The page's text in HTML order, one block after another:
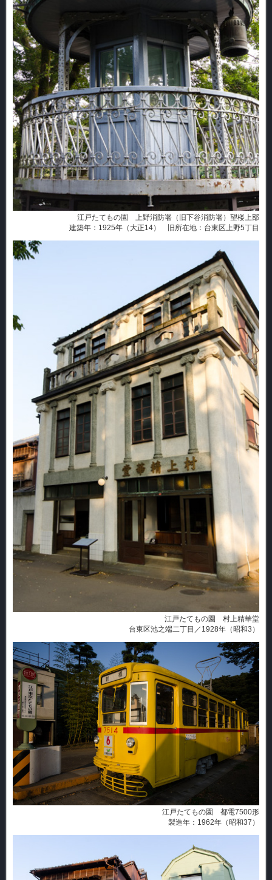
江戸たてもの園 上野消防署（旧下谷消防署）望楼上部
建築年：1925年（大正14） 旧所在地：台東区上野5丁目
江戸たてもの園 村上精華堂
台東区池之端二丁目／1928年（昭和3）
江戸たてもの園 都電7500形
製造年：1962年（昭和37）